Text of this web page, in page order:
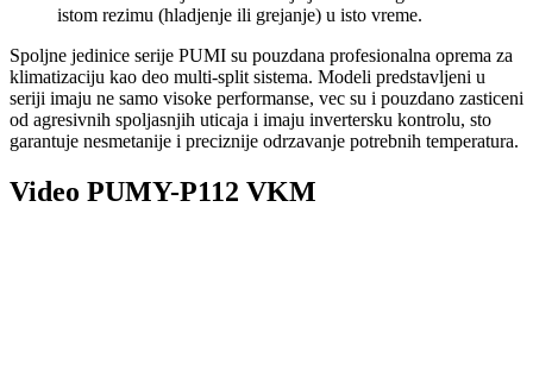
istom rezimu (hladjenje ili grejanje) u isto vreme.
Spoljne jedinice serije PUMI su pouzdana profesionalna oprema za
klimatizaciju kao deo multi-split sistema. Modeli predstavljeni u
seriji imaju ne samo visoke performanse, vec su i pouzdano zasticeni
od agresivnih spoljasnjih uticaja i imaju invertersku kontrolu, sto
garantuje nesmetanije i preciznije odrzavanje potrebnih temperatura.
Video PUMY-P112 VKM